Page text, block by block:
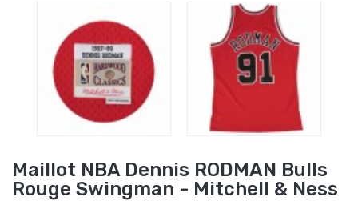
Maillot NBA Dennis RODMAN Bulls
Rouge Swingman - Mitchell & Ness